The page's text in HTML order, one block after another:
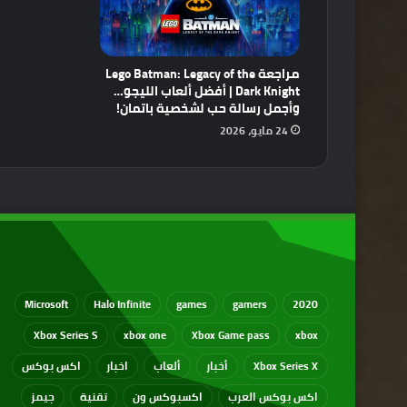
مراجعة Lego Batman: Legacy of the
Dark Knight | أفضل ألعاب الليجو…
وأجمل رسالة حب لشخصية باتمان!
24 مايو، 2026
2020
gamers
games
Halo Infinite
Microsoft
xbox
Xbox Game pass
xbox one
Xbox Series S
Xbox Series X
أخبار ألعاب اخبار
اكس بوكس
اكس بوكس العرب
اكسبوكس ون تقنية جيمز